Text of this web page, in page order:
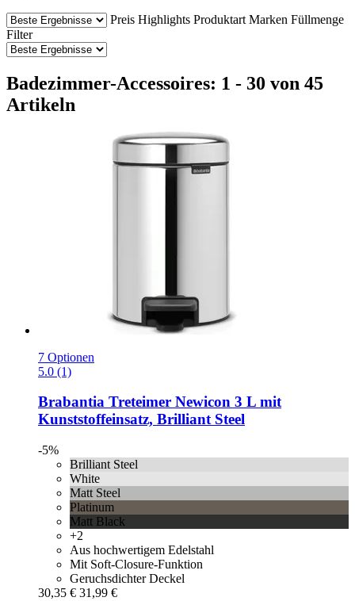
Preis Highlights Produktart Marken Füllmenge
Filter
Badezimmer-Accessoires: 1 - 30 von 45
Artikeln
7 Optionen
5.0 (1)
Brabantia Treteimer Newicon 3 L mit
Kunststoffeinsatz, Brilliant Steel
-5%
Brilliant Steel
White
Matt Steel
Platinum
Matt Black
+2
Aus hochwertigem Edelstahl
Mit Soft-Closure-Funktion
Geruchsdichter Deckel
30,35 € 31,99 €